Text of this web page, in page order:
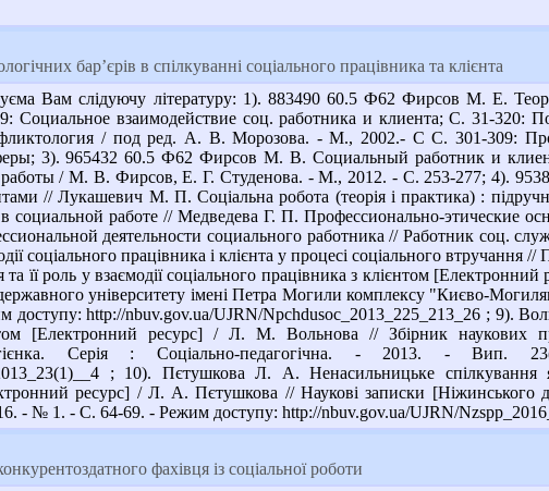
бар’єрів в спілкуванні соціального працівника та клієнта
Вам слідуючу літературу: 1). 883490 60.5 Ф62 Фирсов М. Е.
Социальное взаимодействие соц. работника и клиента; С. 31-320:
/ под ред. А. В. Морозова. - М., 2002.- С С. 301-309:
3). 965432 60.5 Ф62 Фирсов М. В. Социальный работник и
/ М. В. Фирсов, Е. Г. Студенова. - М., 2012. - С. 253-277; 4).
// Лукашевич М. П. Соціальна робота (теорія і практика) :
работе // Медведева Г. П. Профессионально-этические
деятельности социального работника // Работник соц.
соціального працівника і клієнта у процесі соціального втручання
її роль у взаємодії соціального працівника з клієнтом
університету імені Петра Могили комплексу "Києво-
http://nbuv.gov.ua/UJRN/Npchdusoc_2013_225_213_26 ; 9).
[Електронний ресурс] / Л. М. Вольнова // Збірник наукових
Огієнка. Серія : Соціально-педагогічна. - 2013. -
; 10). Пєтушкова Л. А. Ненасильницьке спілкування
ресурс] / Л. А. Пєтушкова // Наукові записки [Ніжинського
- № 1. - С. 64-69. - Режим доступу: http://nbuv.gov.ua/UJRN/
фахівця із соціальної роботи